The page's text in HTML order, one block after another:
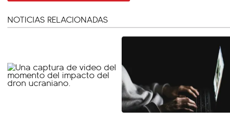
NOTICIAS RELACIONADAS